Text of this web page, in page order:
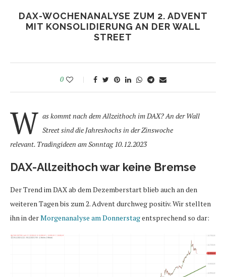
DAX-WOCHENANALYSE ZUM 2. ADVENT
MIT KONSOLIDIERUNG AN DER WALL
STREET
0
W as kommt nach dem Allzeithoch im DAX? An der Wall
Street sind die Jahreshochs in der Zinswoche
relevant. Tradingideen am Sonntag 10.12.2023
DAX-Allzeithoch war keine Bremse
Der Trend im DAX ab dem Dezemberstart blieb auch an den
weiteren Tagen bis zum 2. Advent durchweg positiv. Wir stellten
ihn in derMorgenanalyse am Donnerstagentsprechend so dar: